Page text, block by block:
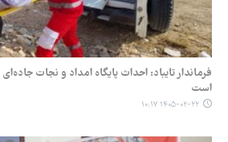
فرماندار تایباد: احداث پایگاه امداد و نجات
است
۱۴۰۵-۰۲-۲۲ ۱۰:۱۷